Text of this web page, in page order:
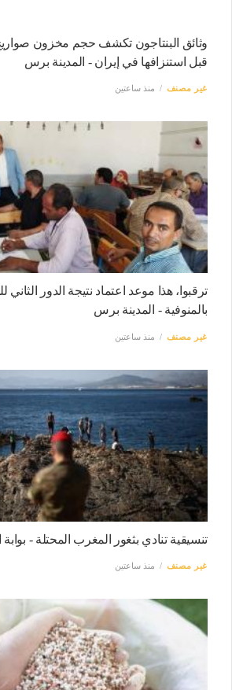
وثائق البنتاجون تكشف حجم مخزون
قبل استنزافها في إيران - المدينة برس
غير مصنف منذ ساعتين
ترقبوا، هذا موعد اعتماد نتيجة الدور الثاني
بالمنوفية - المدينة برس
غير مصنف منذ ساعتين
تنسيقية تنادي بثغور المغرب المحتلة -
غير مصنف منذ ساعتين